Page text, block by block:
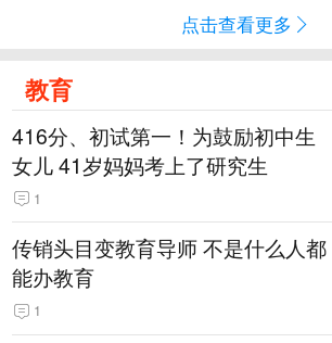
点击查看更多
教育
416分、初试第一！为鼓励初中生
女儿 41岁妈妈考上了研究生
1
传销头目变教育导师 不是什么人都
能办教育
1